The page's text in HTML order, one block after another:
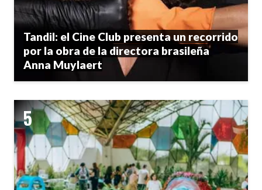
Tandil: el Cine Club presenta un recorrido
por la obra de la directora brasileña
Anna Muylaert